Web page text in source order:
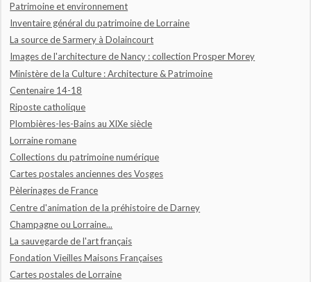
Patrimoine et environnement
Inventaire général du patrimoine de Lorraine
La source de Sarmery à Dolaincourt
Images de l'architecture de Nancy : collection Prosper Morey
Ministère de la Culture : Architecture & Patrimoine
Centenaire 14-18
Riposte catholique
Plombières-les-Bains au XIXe siècle
Lorraine romane
Collections du patrimoine numérique
Cartes postales anciennes des Vosges
Pèlerinages de France
Centre d'animation de la préhistoire de Darney
Champagne ou Lorraine...
La sauvegarde de l'art français
Fondation Vieilles Maisons Françaises
Cartes postales de Lorraine